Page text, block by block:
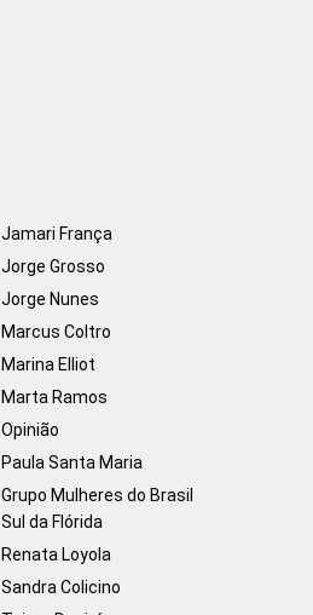
Jamari França
Jorge Grosso
Jorge Nunes
Marcus Coltro
Marina Elliot
Marta Ramos
Opinião
Paula Santa Maria
Grupo Mulheres do Brasil
Sul da Flórida
Renata Loyola
Sandra Colicino